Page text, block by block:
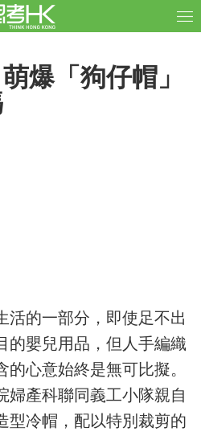
爆「狗仔帽」
活的一部分，即使足不出
的嬰兒用品，但人手編織
心意始終是無可比擬。
婦產科聯同義工小隊親自
型冷帽，配以特別裁剪的